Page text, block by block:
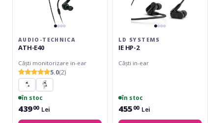
AUDIO-TECHNICA
ATH-E40
Căști monitorizare in-ear
5.0(2)
în stoc
43900 Lei
LD SYSTEMS
IE HP-2
Căști in-ear
în stoc
455 00 Lei